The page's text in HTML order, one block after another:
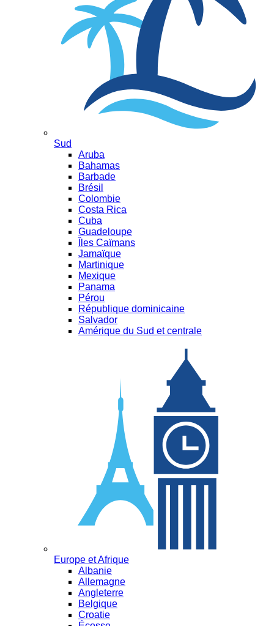
Sud
Aruba
Bahamas
Barbade
Brésil
Colombie
Costa Rica
Cuba
Guadeloupe
Îles Caïmans
Jamaïque
Martinique
Mexique
Panama
Pérou
République dominicaine
Salvador
Amérique du Sud et centrale
Europe et Afrique
Albanie
Allemagne
Angleterre
Belgique
Croatie